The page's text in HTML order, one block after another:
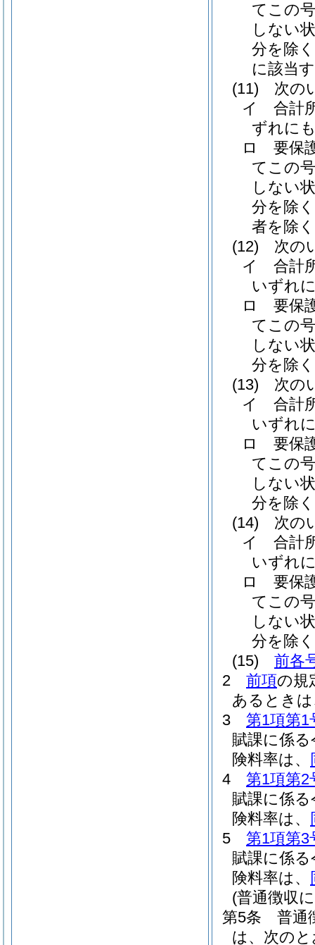
てこの
しない
分を除
に該当
(11)
次の
イ
合計
ずれに
ロ
要保
てこの
しない
分を除
者を除
(12)
次の
イ
合計
いずれ
ロ
要保
てこの
しない
分を除
(13)
次の
イ
合計
いずれ
ロ
要保
てこの
しない
分を除
(14)
次の
イ
合計
いずれ
ロ
要保
てこの
しない
分を除
(15)
前各
2
前項の規
あるとき
3
第1項第1
賦課に係
険料率は、
4
第1項第2
賦課に係
険料率は、
5
第1項第3
賦課に係
険料率は、
(普通徴収
第5条
普通
は、次の